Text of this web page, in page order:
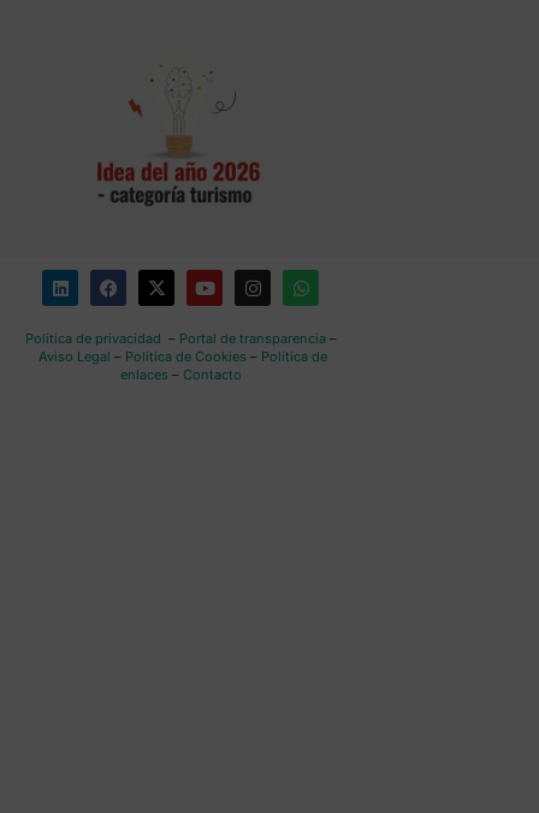
Política de privacidad – Portal de transparencia–
Aviso Legal – Política de Cookies – Política de
enlaces – Contacto